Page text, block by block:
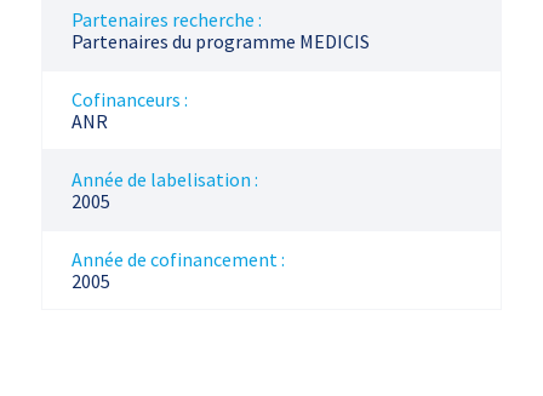
Partenaires recherche :
Partenaires du programme MEDICIS
Cofinanceurs :
ANR
Année de labelisation :
2005
Année de cofinancement :
2005